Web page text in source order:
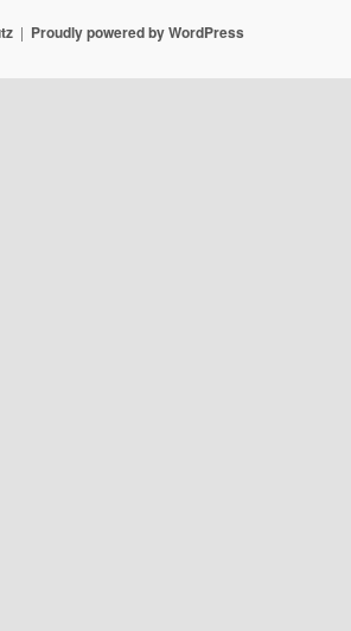
Proudly powered by WordPress